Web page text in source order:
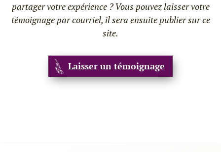
partager votre expérience ? Vous pouvez laisser votre
témoignage par courriel, il sera ensuite publier sur ce
site.
Laisser un témoignage